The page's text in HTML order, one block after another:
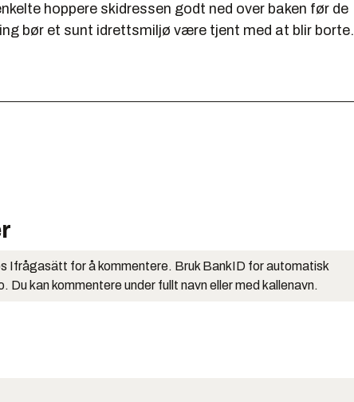
hoppere skidressen godt ned over baken før de
bør et sunt idrettsmiljø være tjent med at blir borte.
Ifrågasätt for å kommentere. Bruk BankID for automatisk
Du kan kommentere under fullt navn eller med kallenavn.